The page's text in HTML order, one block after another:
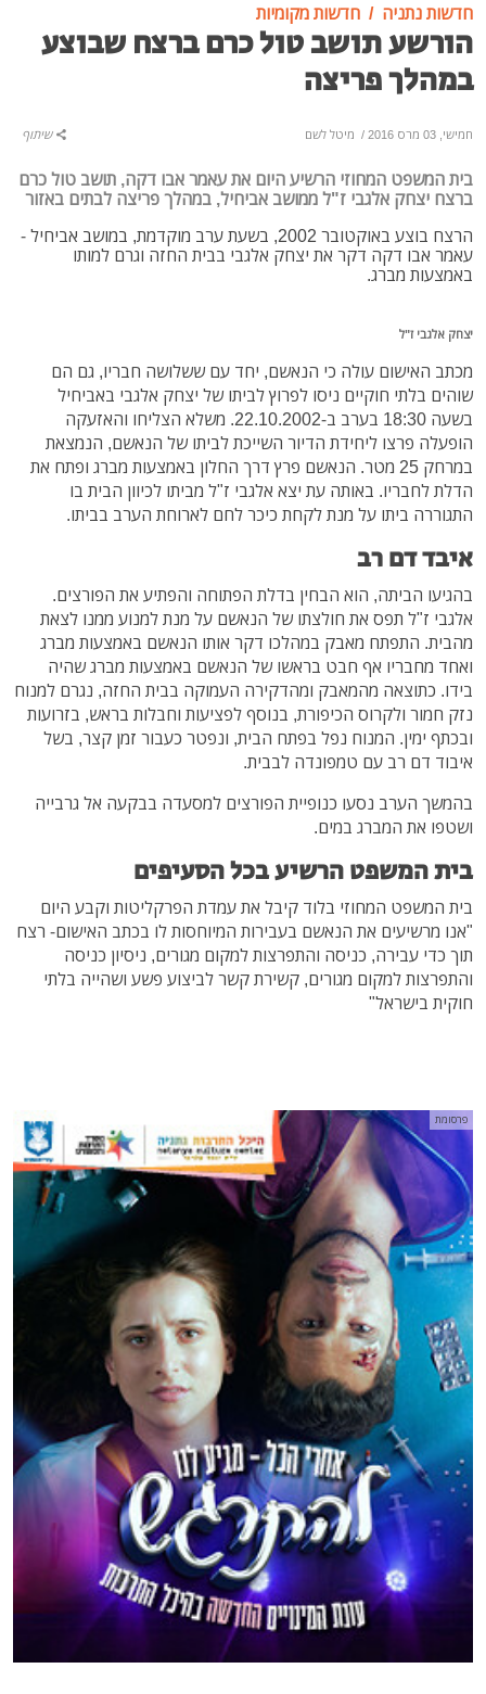
חדשות נתניה חדשות מקומיות
הורשע תושב טול כרם ברצח שבוצע
במהלך פריצה
חמישי, 03 מרס 2016 / מיטל לשם שיתוף
בית המשפט המחוזי הרשיע היום את עאמר אבו דקה, תושב טול כרם
ברצח יצחק אלגבי ז"ל ממושב אביחיל, במהלך פריצה לבתים באזור
הרצח בוצע באוקטובר 2002, בשעת ערב מוקדמת, במושב אביחיל -
עאמר אבו דקה דקר את יצחק אלגבי בבית החזה וגרם למותו
באמצעות מברג.
יצחק אלגבי ז"ל
מכתב האישום עולה כי הנאשם, יחד עם ששלושה חבריו, גם הם
שוהים בלתי חוקיים ניסו לפרוץ לביתו של יצחק אלגבי באביחיל
בשעה 18:30 בערב ב-22.10.2002. משלא הצליחו והאזעקה
הופעלה פרצו ליחידת הדיור השייכת לביתו של הנאשם, הנמצאת
במרחק 25 מטר. הנאשם פרץ דרך החלון באמצעות מברג ופתח את
הדלת לחבריו. באותה עת יצא אלגבי ז"ל מביתו לכיוון הבית בו
התגוררה ביתו על מנת לקחת כיכר לחם לארוחת הערב בביתו.
איבד דם רב
בהגיעו הביתה, הוא הבחין בדלת הפתוחה והפתיע את הפורצים.
אלגבי ז"ל תפס את חולצתו של הנאשם על מנת למנוע ממנו לצאת
מהבית. התפתח מאבק במהלכו דקר אותו הנאשם באמצעות מברג
ואחד מחבריו אף חבט בראשו של הנאשם באמצעות מברג שהיה
בידו. כתוצאה מהמאבק ומהדקירה העמוקה בבית החזה, נגרם למנוח
נזק חמור ולקרוס הכיפורת, בנוסף לפציעות וחבלות בראש, בזרועות
ובכתף ימין. המנוח נפל בפתח הבית, ונפטר כעבור זמן קצר, בשל
איבוד דם רב עם טמפונדה לבבית.
בהמשך הערב נסעו כנופיית הפורצים למסעדה בבקעה אל גרבייה
ושטפו את המברג במים.
בית המשפט הרשיע בכל הסעיפים
בית המשפט המחוזי בלוד קיבל את עמדת הפרקליטות וקבע היום
"אנו מרשיעים את הנאשם בעבירות המיוחסות לו בכתב האישום- רצח
תוך כדי עבירה, כניסה והתפרצות למקום מגורים, ניסיון כניסה
והתפרצות למקום מגורים, קשירת קשר לביצוע פשע ושהייה בלתי
חוקית בישראל"
פרסומת